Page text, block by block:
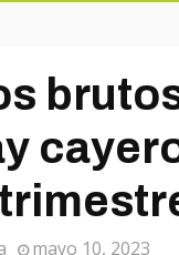
mayo 10, 2023